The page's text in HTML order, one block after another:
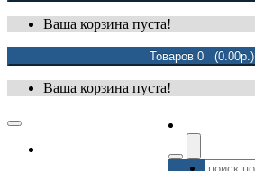
Ваша корзина пуста!
Товаров 0 (0.00р.)
Ваша корзина пуста!